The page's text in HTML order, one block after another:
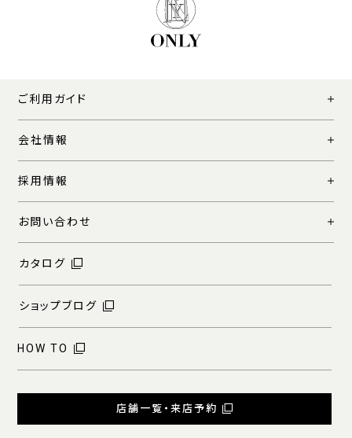
ご利用ガイド
会社情報
採用情報
お問い合わせ
カタログ
ショップブログ
HOW TO
店舗一覧・来店予約